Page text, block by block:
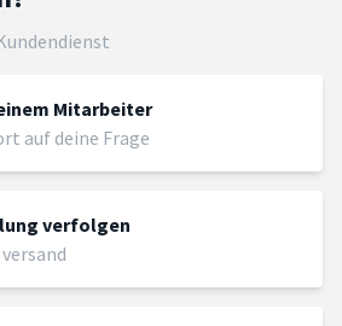
Mitarbeiter
auf deine Frage
verfolgen